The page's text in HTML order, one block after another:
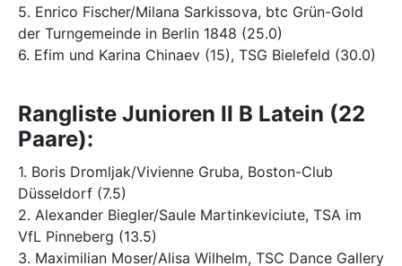
5. Enrico Fischer/Milana Sarkissova, btc Grün-Gold
der Turngemeinde in Berlin 1848 (25.0)
6. Efim und Karina Chinaev (15), TSG Bielefeld (30.0)
Rangliste Junioren II B Latein (22
Paare):
1. Boris Dromljak/Vivienne Gruba, Boston-Club
Düsseldorf (7.5)
2. Alexander Biegler/Saule Martinkeviciute, TSA im
VfL Pinneberg (13.5)
3. Maximilian Moser/Alisa Wilhelm, TSC Dance Gallery